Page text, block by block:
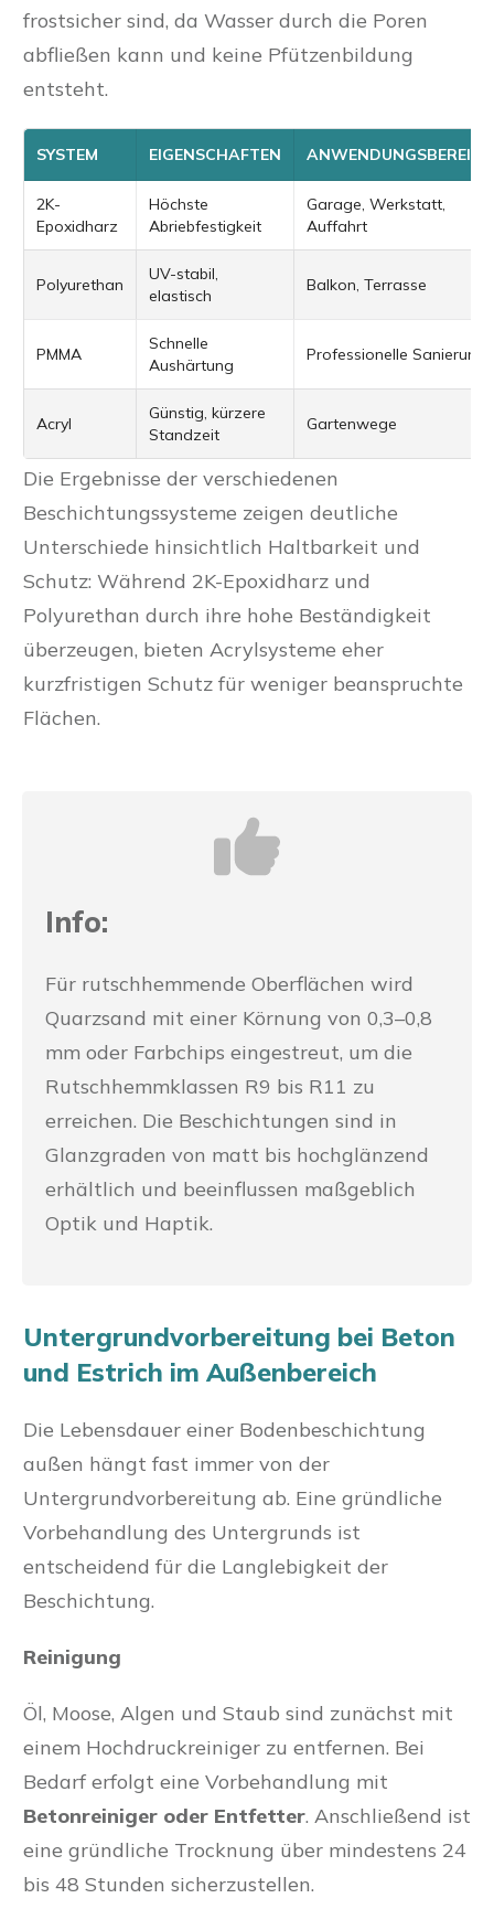
frostsicher sind, da Wasser durch die Poren
abfließen kann und keine Pfützenbildung
entsteht.
SYSTEM EIGENSCHAFTEN ANWENDUNGSBEREICH
2K-
Epoxidharz
Höchste
Abriebfestigkeit
Garage, Werkstatt,
Auffahrt
Polyurethan
UV-stabil,
elastisch
Balkon, Terrasse
PMMA
Schnelle
Aushärtung
Professionelle Sanierung
Acryl
Günstig, kürzere
Standzeit
Gartenwege
Die Ergebnisse der verschiedenen
Beschichtungssysteme zeigen deutliche
Unterschiede hinsichtlich Haltbarkeit und
Schutz: Während 2K-Epoxidharz und
Polyurethan durch ihre hohe Beständigkeit
überzeugen, bieten Acrylsysteme eher
kurzfristigen Schutz für weniger beanspruchte
Flächen.
Info:
Für rutschhemmende Oberflächen wird
Quarzsand mit einer Körnung von 0,3–0,8
mm oder Farbchips eingestreut, um die
Rutschhemmklassen R9 bis R11 zu
erreichen. Die Beschichtungen sind in
Glanzgraden von matt bis hochglänzend
erhältlich und beeinflussen maßgeblich
Optik und Haptik.
Untergrundvorbereitung bei Beton
und Estrich im Außenbereich
Die Lebensdauer einer Bodenbeschichtung
außen hängt fast immer von der
Untergrundvorbereitung ab. Eine gründliche
Vorbehandlung des Untergrunds ist
entscheidend für die Langlebigkeit der
Beschichtung.
Reinigung
Öl, Moose, Algen und Staub sind zunächst mit
einem Hochdruckreiniger zu entfernen. Bei
Bedarf erfolgt eine Vorbehandlung mit
Betonreiniger oder Entfetter. Anschließend ist
eine gründliche Trocknung über mindestens 24
bis 48 Stunden sicherzustellen.